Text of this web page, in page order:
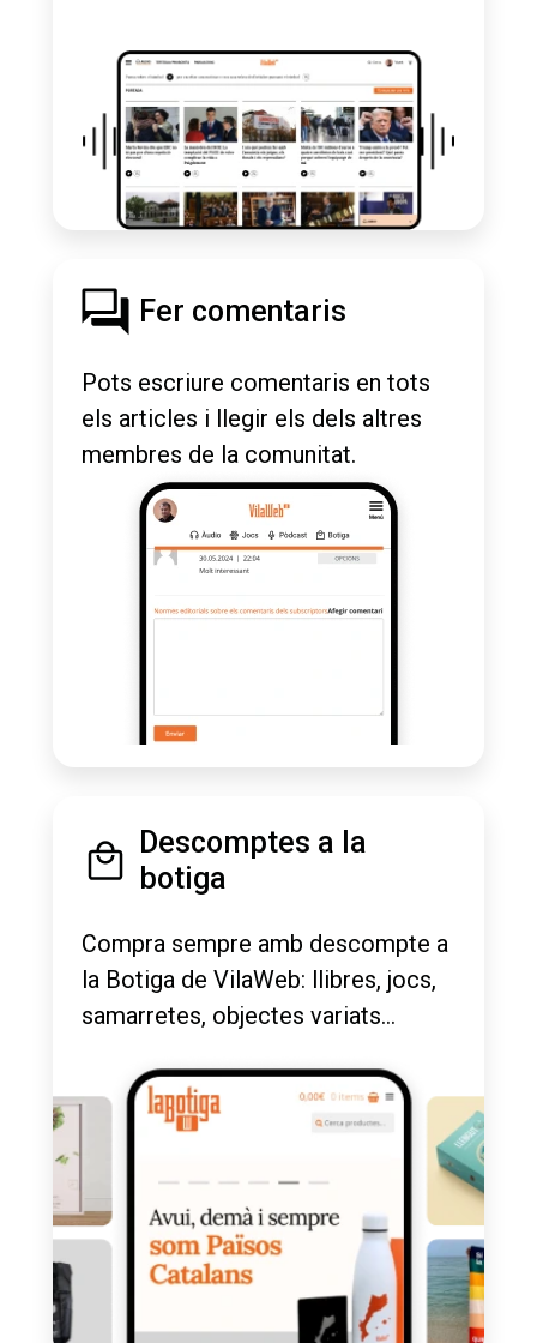
Fer comentaris
Pots escriure comentaris en tots
els articles i llegir els dels altres
membres de la comunitat.
Descomptes a la
botiga
Compra sempre amb descompte a
la Botiga de VilaWeb: llibres, jocs,
samarretes, objectes variats...